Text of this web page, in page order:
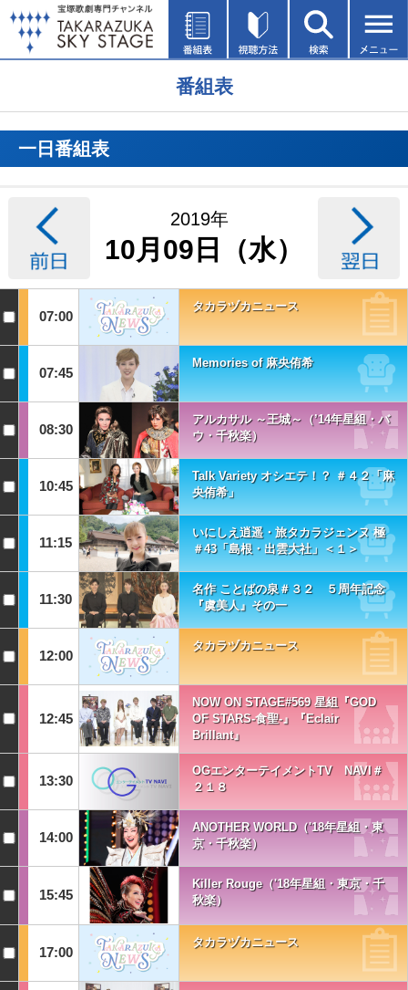
番組表
一日番組表
2019年
10月09日（水）
07:00
タカラヅカニュース
07:45
Memories of 麻央侑希
08:30
アルカサル ～王城～（’14年星組・バ
ウ・千秋楽）
10:45
Talk Variety オシエテ！？ ＃４２「麻
央侑希」
11:15
いにしえ逍遥・旅タカラジェンヌ 極
＃43「島根・出雲大社」＜１＞
11:30
名作 ことばの泉＃３２ ５周年記念
『虞美人』その一
12:00
タカラヅカニュース
12:45
NOW ON STAGE#569 星組『GOD
OF STARS-食聖-』『Eclair
Brillant』
13:30
OGエンターテイメントTV NAVI＃
２１８
14:00
ANOTHER WORLD（'18年星組・東
京・千秋楽）
15:45
Killer Rouge（'18年星組・東京・千
秋楽）
17:00
タカラヅカニュース